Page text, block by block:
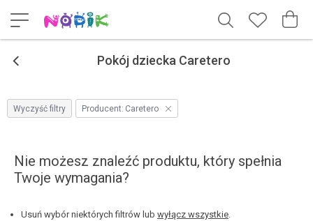
< Pokój dziecka Caretero
Wyczyść filtry Producent: Caretero
Nie możesz znaleźć produktu, który spełnia
Twoje wymagania?
Usuń wybór niektórych filtrów lub wyłącz wszystkie.